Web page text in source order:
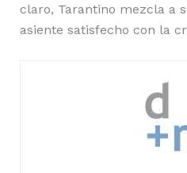
claro, Tarantino mezcla a
asiente satisfecho con la